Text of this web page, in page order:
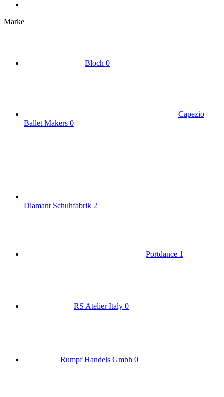
Marke
Bloch 0
Capezio
Ballet Makers 0
Diamant Schuhfabrik 2
Portdance 1
RS Atelier Italy 0
Rumpf Handels Gmbh 0